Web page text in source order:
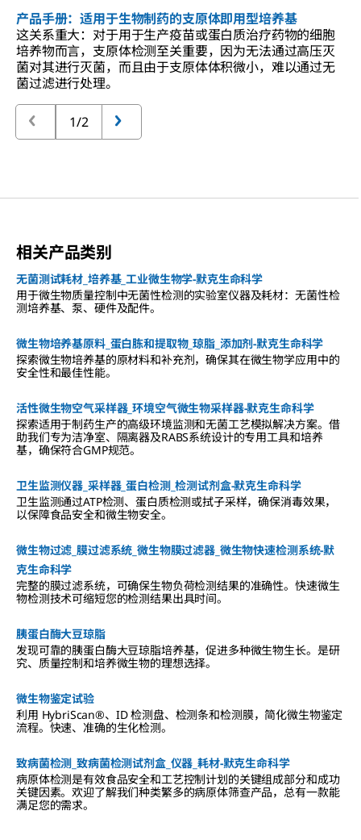
产品手册：适用于生物制药的支原体即用型培养基
这关系重大：对于用于生产疫苗或蛋白质治疗药物的细胞
培养物而言，支原体检测至关重要，因为无法通过高压灭
菌对其进行灭菌，而且由于支原体体积微小，难以通过无
菌过滤进行处理。
1/2
相关产品类别
无菌测试耗材_培养基_工业微生物学-默克生命科学
用于微生物质量控制中无菌性检测的实验室仪器及耗材：无菌性检
测培养基、泵、硬件及配件。
微生物培养基原料_蛋白胨和提取物_琼脂_添加剂-默克生命科学
探索微生物培养基的原材料和补充剂，确保其在微生物学应用中的
安全性和最佳性能。
活性微生物空气采样器_环境空气微生物采样器-默克生命科学
探索适用于制药生产的高级环境监测和无菌工艺模拟解决方案。借
助我们专为洁净室、隔离器及RABS系统设计的专用工具和培养
基，确保符合GMP规范。
卫生监测仪器_采样器_蛋白检测_检测试剂盒-默克生命科学
卫生监测通过ATP检测、蛋白质检测或拭子采样，确保消毒效果，
以保障食品安全和微生物安全。
微生物过滤_膜过滤系统_微生物膜过滤器_微生物快速检测系统-默
克生命科学
完整的膜过滤系统，可确保生物负荷检测结果的准确性。快速微生
物检测技术可缩短您的检测结果出具时间。
胰蛋白酶大豆琼脂
发现可靠的胰蛋白酶大豆琼脂培养基，促进多种微生物生长。是研
究、质量控制和培养微生物的理想选择。
微生物鉴定试验
利用 HybriScan®、ID 检测盘、检测条和检测膜，简化微生物鉴定
流程。快速、准确的生化检测。
致病菌检测_致病菌检测试剂盒_仪器_耗材-默克生命科学
病原体检测是有效食品安全和工艺控制计划的关键组成部分和成功
关键因素。欢迎了解我们种类繁多的病原体筛查产品，总有一款能
满足您的需求。